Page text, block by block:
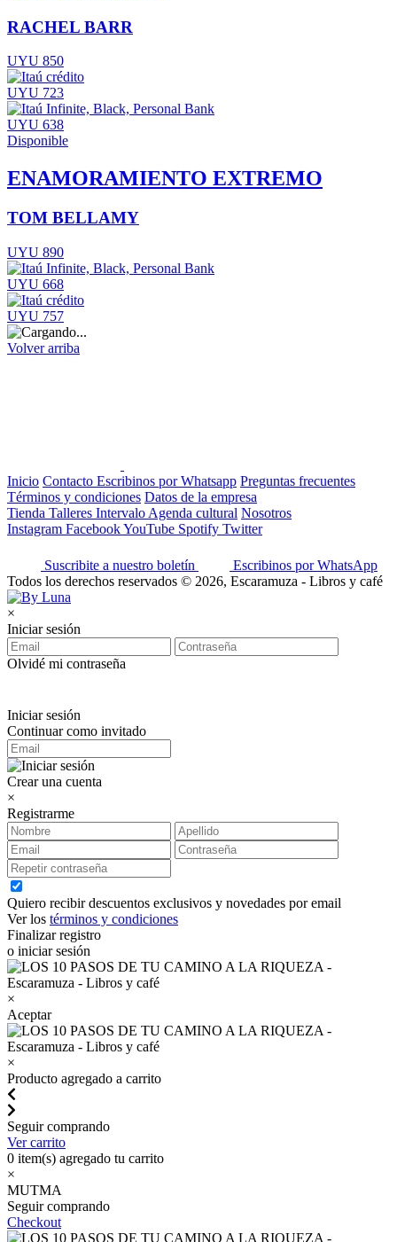
RACHEL BARR
UYU 850
UYU 723
UYU 638
Disponible
ENAMORAMIENTO EXTREMO
TOM BELLAMY
UYU 890
UYU 668
UYU 757
Volver arriba
Inicio Contacto Escribinos por Whatsapp Preguntas frecuentes
Términos y condiciones Datos de la empresa
Tienda Talleres Intervalo Agenda cultural Nosotros
Instagram FacebookYouTube Spotify Twitter
Suscribite a nuestro boletín
Escribinos por WhatsApp
Todos los derechos reservados © 2026, Escaramuza - Libros y café
×
Iniciar sesión
Olvidé mi contraseña
Iniciar sesión
Continuar como invitado
Crear una cuenta
×
Registrarme
Quiero recibir descuentos exclusivos y novedades por email
Ver los términos y condiciones
Finalizar registro
o iniciar sesión
×
Aceptar
×
Producto agregado a carrito
Seguir comprando
Ver carrito
0 item(s) agregado tu carrito
×
MUTMA
Seguir comprando
Checkout